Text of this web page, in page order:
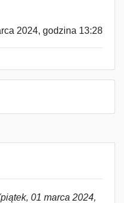
2024, godzina 13:28
01 marca 2024,